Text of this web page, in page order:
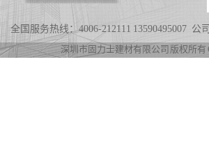
全国服务热线：4006-212111 13590495007
深圳市固力士建材有限公司 版权所